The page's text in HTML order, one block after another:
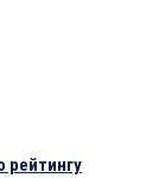
рейтингу